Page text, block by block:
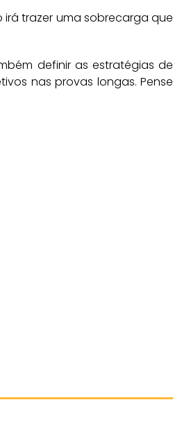
trazer uma sobrecarga que
definir as estratégias de
nas provas longas. Pense